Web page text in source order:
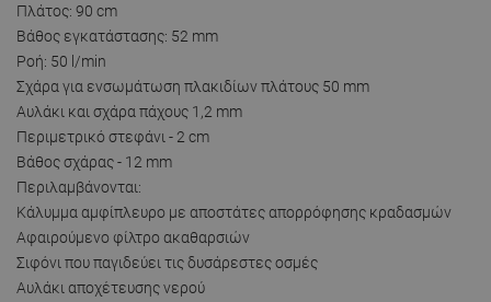
Πλάτος: 90 cm
Βάθος εγκατάστασης: 52 mm
Ροή: 50 l/min
Σχάρα για ενσωμάτωση πλακιδίων πλάτους 50 mm
Αυλάκι και σχάρα πάχους 1,2 mm
Περιμετρικό στεφάνι - 2 cm
Βάθος σχάρας - 12 mm
Περιλαμβάνονται:
Κάλυμμα αμφίπλευρο με αποστάτες απορρόφησης κραδασμών
Αφαιρούμενο φίλτρο ακαθαρσιών
Σιφόνι που παγιδεύει τις δυσάρεστες οσμές
Αυλάκι αποχέτευσης νερού